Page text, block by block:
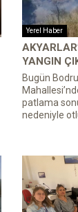
Yerel Haber
YANGIN
Bugün
patlama
nedeniyle